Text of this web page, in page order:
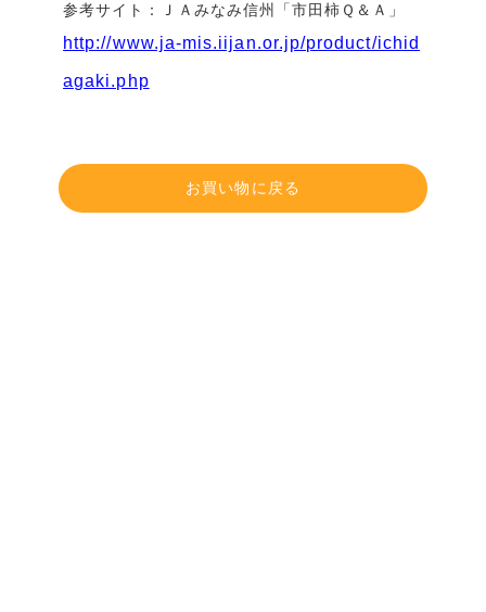
参考サイト：ＪＡみなみ信州「市田柿Ｑ＆Ａ」
http://www.ja-mis.iijan.or.jp/product/ichid
agaki.php
お買い物に戻る